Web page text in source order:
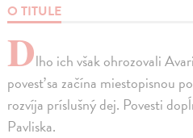
O TITULE
Dlho ich však ohrozovali
povesť sa začína miestopisnou
rozvíja príslušný dej. Povesti
Pavliska.